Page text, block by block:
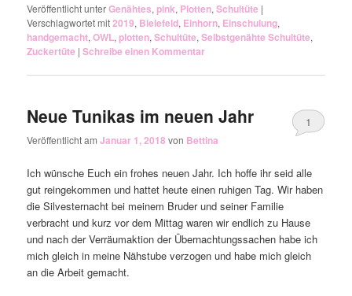
Veröffentlicht unterGenähtes,pink, Plotten,Schultüte |
Verschlagwortet mit2019, Bielefeld, Einhorn, Einschulung,
handgemacht,OWL,plotten,Schultüte,Selbstgenähte Schultüte,
Zuckertüte |Schreibe einen Kommentar
Neue Tunikas im neuen Jahr
Veröffentlicht amJanuar 1, 2018 von Bettina
1
Ich wünsche Euch ein frohes neuen Jahr. Ich hoffe ihr seid alle
gut reingekommen und hattet heute einen ruhigen Tag. Wir haben
die Silvesternacht bei meinem Bruder und seiner Familie
verbracht und kurz vor dem Mittag waren wir endlich zu Hause
und nach der Verräumaktion der Übernachtungssachen habe ich
mich gleich in meine Nähstube verzogen und habe mich gleich
an die Arbeit gemacht.